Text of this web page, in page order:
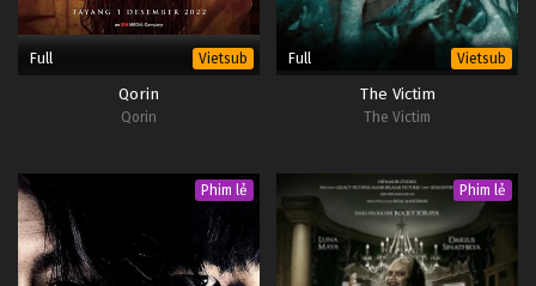
Full Vietsub
Qorin
Qorin
Full Vietsub
The Victim
The Victim
Phim lẻ Phim lẻ